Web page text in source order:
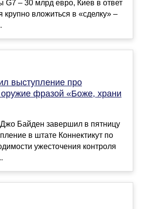
G7 – 30 млрд евро, Киев в ответ
крупно вложиться в «сделку» –
выступление про
оружие фразой «Боже, храни
Байден завершил в пятницу
в штате Коннектикут по
ужесточения контроля